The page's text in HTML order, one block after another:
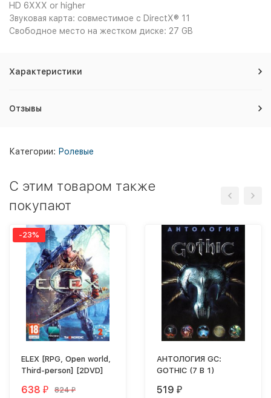
HD 6XXX or higher
Звуковая карта: совместимое с DirectX® 11
Свободное место на жестком диске: 27 GB
Характеристики
Отзывы
Категории: Ролевые
C этим товаром также
покупают
-23%
ELEX [RPG, Open world,
Third-person] [2DVD]
638 ₽ 824₽
АНТОЛОГИЯ GC:
GOTHIC (7 В 1)
519 ₽